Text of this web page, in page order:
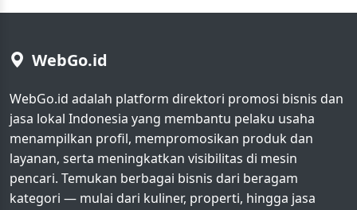
WebGo.id
WebGo.id adalah platform direktori promosi bisnis dan
jasa lokal Indonesia yang membantu pelaku usaha
menampilkan profil, mempromosikan produk dan
layanan, serta meningkatkan visibilitas di mesin
pencari. Temukan berbagai bisnis dari beragam
kategori — mulai dari kuliner, properti, hingga jasa